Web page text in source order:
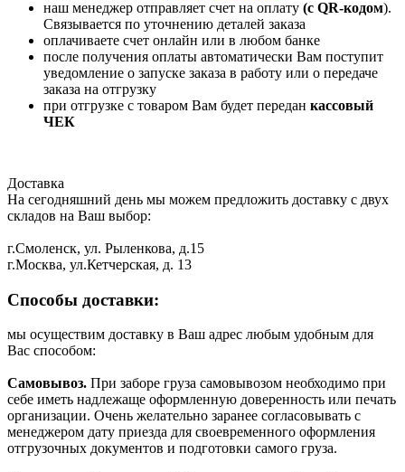
наш менеджер отправляет счет на оплату (с QR-кодом).
Связывается по уточнению деталей заказа
оплачиваете счет онлайн или в любом банке
после получения оплаты автоматически Вам поступит
уведомление о запуске заказа в работу или о передаче
заказа на отгрузку
при отгрузке с товаром Вам будет передан кассовый
ЧЕК
Доставка
На сегодняшний день мы можем предложить доставку с двух
складов на Ваш выбор:
г.Смоленск, ул. Рыленкова, д.15
г.Москва, ул.Кетчерская, д. 13
Способы доставки:
мы осуществим доставку в Ваш адрес любым удобным для
Вас способом:
Самовывоз. При заборе груза самовывозом необходимо при
себе иметь надлежаще оформленную доверенность или печать
организации. Очень желательно заранее согласовывать с
менеджером дату приезда для своевременного оформления
отгрузочных документов и подготовки самого груза.